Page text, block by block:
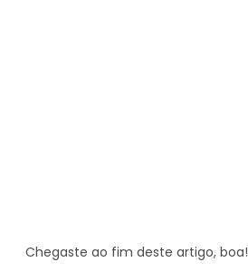
Chegaste ao fim deste artigo, boa!